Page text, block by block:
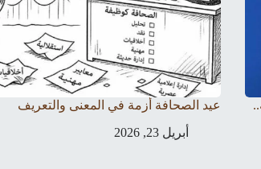
عيد الصحافة أزمة في المعنى والتعريف
أبريل 23, 2026